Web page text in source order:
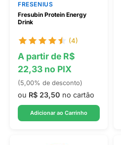
FRESENIUS
Fresubin Protein Energy
Drink
(4)
A partir de R$
22,33 no PIX
(5,00% de desconto)
ou R$ 23,50 no cartão
Adicionar ao Carrinho